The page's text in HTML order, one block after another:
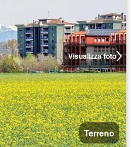
Visualizza foto
Terreno